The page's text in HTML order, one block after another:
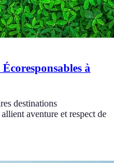
à
destinations
aventure et respect de